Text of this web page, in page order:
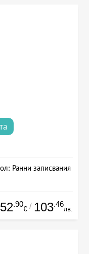
Ранни записвания
52.90
€ / 103.46
лв.